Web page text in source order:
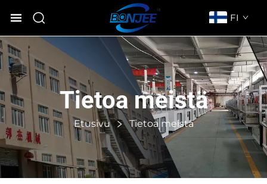
FI
Tietoa meistä
Etusivu Tietoa meistä